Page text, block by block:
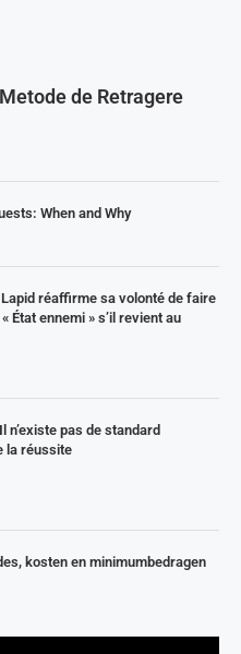
de Retragere
When and Why
réaffirme sa volonté de faire
État ennemi » s’il revient au
n’existe pas de standard
la réussite
kosten en minimumbedragen